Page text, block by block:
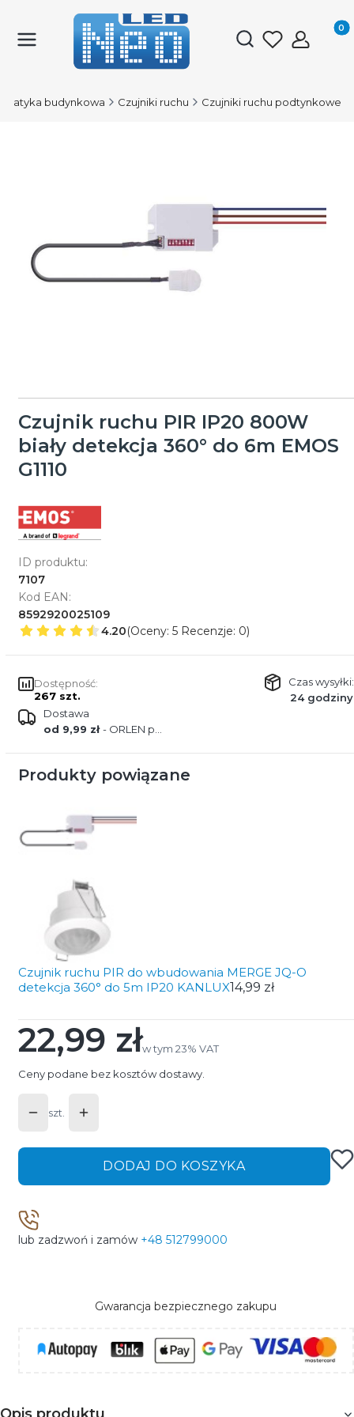
Otwórz
budynkowa Czujniki ruchu Czujniki ruchu podtynkowe
Czujnik ruchu PIR IP20 800W
biały detekcja 360° do 6m EMOS
G1110
ID produktu:
7107
Kod EAN:
8592920025109
4.20(Oceny: 5 Recenzje: 0)
Dostępność:
267 szt.
Czas wysyłki:
24 godziny
Dostawa
od 9,99 zł- ORLEN paczka
Produkty powiązane
Czujnik ruchu PIR do wbudowania MERGE JQ-O
detekcja 360° do 5m IP20 KANLUX14,99 zł
Cena
22,99 złw tym 23% VAT
w tym 23% VAT
Ceny podane bez kosztów dostawy.
szt.
DODAJ DO KOSZYKA
lub zadzwoń i zamów +48 512799000
Gwarancja bezpiecznego zakupu
Opis produktu